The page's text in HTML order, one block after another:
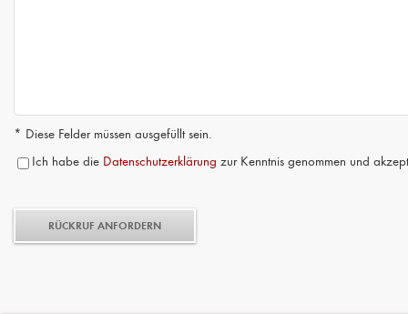
* Diese Felder müssen ausgefüllt sein.
Ich habe die Datenschutzerklärung zur Kenntnis genommen und